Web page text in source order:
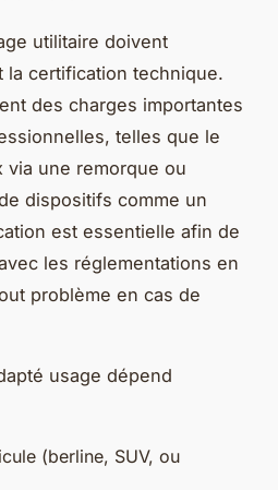
utilitaire doivent
la certification technique.
des charges importantes
telles que le
via une remorque ou
dispositifs comme un
est essentielle afin de
les réglementations en
problème en cas de
usage dépend
(berline, SUV, ou